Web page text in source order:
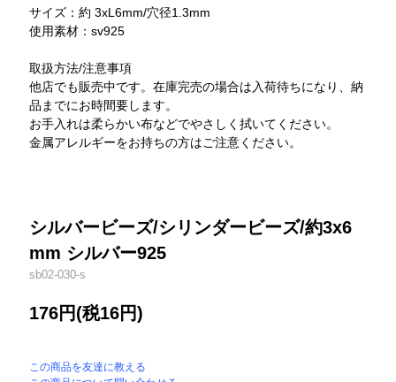
サイズ：約 3xL6mm/穴径1.3mm
使用素材：sv925
取扱方法/注意事項
他店でも販売中です。在庫完売の場合は入荷待ちになり、納
品までにお時間要します。
お手入れは柔らかい布などでやさしく拭いてください。
金属アレルギーをお持ちの方はご注意ください。
シルバービーズ/シリンダービーズ/約3x6
mm シルバー925
sb02-030-s
176円(税16円)
この商品を友達に教える